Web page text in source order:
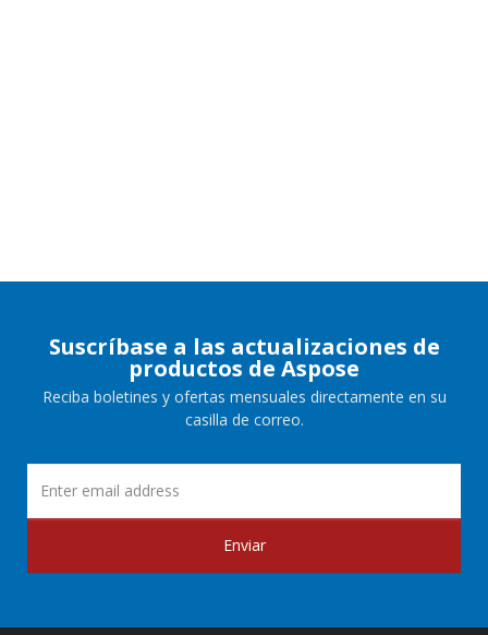
Suscríbase a las actualizaciones de
productos de Aspose
Reciba boletines y ofertas mensuales directamente en su
casilla de correo.
Enviar